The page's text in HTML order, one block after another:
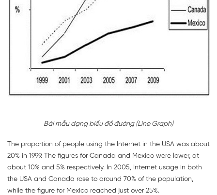
Bài mẫu dạng biểu đồ đường (Line Graph)
The proportion of people using the Internet in the USA was about
20% in 1999. The figures for Canada and Mexico were lower, at
about 10% and 5% respectively. In 2005, Internet usage in both
the USA and Canada rose to around 70% of the population,
while the figure for Mexico reached just over 25%.